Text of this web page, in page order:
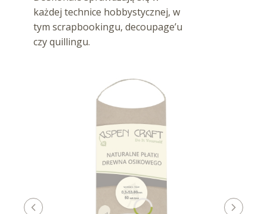
każdej technice hobbystycznej, w
tym scrapbookingu, decoupage’u
czy quillingu.